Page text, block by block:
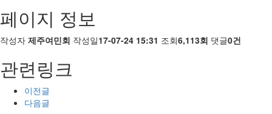
페이지 정보
작성자 제주여민회 작성일17-07-24 15:31 조회6,113회 댓글0건
관련링크
이전글
다음글